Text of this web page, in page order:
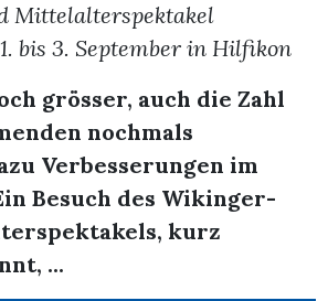
Mittelalterspektakel
bis 3. September in Hilfikon
grösser, auch die Zahl
nochmals
Verbesserungen im
Besuch des Wikinger-
kurz
...